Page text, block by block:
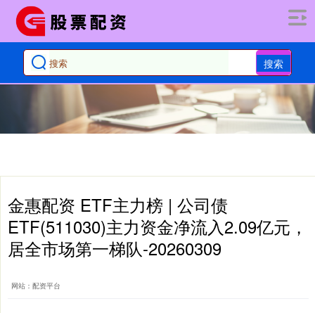
搜索
金惠配资 ETF主力榜 | 公司债
ETF(511030)主力资金净流入2.09亿元，
居全市场第一梯队-20260309
网站：配资平台